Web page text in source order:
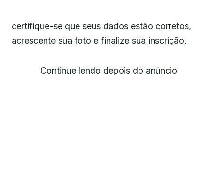
certifique-se que seus dados estão corretos,
acrescente sua foto e finalize sua inscrição.
Continue lendo depois do anúncio